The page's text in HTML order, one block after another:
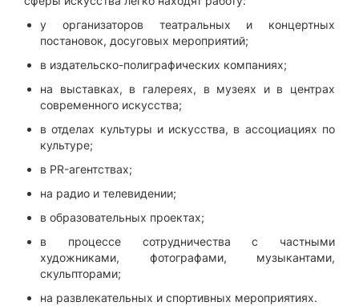
у организаторов театральных и концертных
постановок, досуговых мероприятий;
в издательско-полиграфических компаниях;
на выставках, в галереях, в музеях и в центрах
современного искусства;
в отделах культуры и искусства, в ассоциациях по
культуре;
в PR-агентствах;
на радио и телевидении;
в образовательных проектах;
в процессе сотрудничества с частными
художниками, фотографами, музыкантами,
скульпторами;
на развлекательных и спортивных мероприятиях.